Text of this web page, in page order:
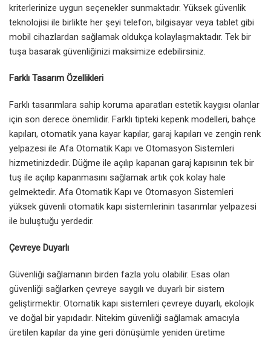
kriterlerinize uygun seçenekler sunmaktadır. Yüksek güvenlik
teknolojisi ile birlikte her şeyi telefon, bilgisayar veya tablet gibi
mobil cihazlardan sağlamak oldukça kolaylaşmaktadır. Tek bir
tuşa basarak güvenliğinizi maksimize edebilirsiniz.
Farklı Tasarım Özellikleri
Farklı tasarımlara sahip koruma aparatları estetik kaygısı olanlar
için son derece önemlidir. Farklı tipteki kepenk modelleri, bahçe
kapıları, otomatik yana kayar kapılar, garaj kapıları ve zengin renk
yelpazesi ile Afa Otomatik Kapı ve Otomasyon Sistemleri
hizmetinizdedir. Düğme ile açılıp kapanan garaj kapısının tek bir
tuş ile açılıp kapanmasını sağlamak artık çok kolay hale
gelmektedir. Afa Otomatik Kapı ve Otomasyon Sistemleri
yüksek güvenli otomatik kapı sistemlerinin tasarımlar yelpazesi
ile buluştuğu yerdedir.
Çevreye Duyarlı
Güvenliği sağlamanın birden fazla yolu olabilir. Esas olan
güvenliği sağlarken çevreye saygılı ve duyarlı bir sistem
geliştirmektir. Otomatik kapı sistemleri çevreye duyarlı, ekolojik
ve doğal bir yapıdadır. Nitekim güvenliği sağlamak amacıyla
üretilen kapılar da yine geri dönüşümle yeniden üretime